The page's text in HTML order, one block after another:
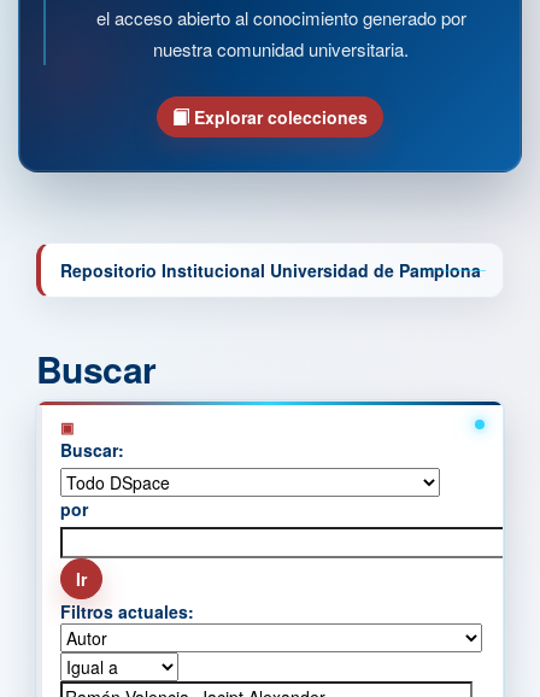
el acceso abierto al conocimiento generado por
nuestra comunidad universitaria.
Explorar colecciones
Repositorio Institucional Universidad de Pamplona
Buscar
Buscar:
por
Filtros actuales: